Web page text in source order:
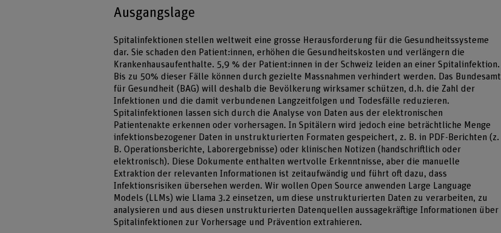
Ausgangslage
Spitalinfektionen stellen weltweit eine grosse Herausforderung für die Gesundheitssysteme
dar. Sie schaden den Patient:innen, erhöhen die Gesundheitskosten und verlängern die
Krankenhausaufenthalte. 5,9 % der Patient:innen in der Schweiz leiden an einer Spitalinfektion.
Bis zu 50% dieser Fälle können durch gezielte Massnahmen verhindert werden. Das Bundesamt
für Gesundheit (BAG) will deshalb die Bevölkerung wirksamer schützen, d.h. die Zahl der
Infektionen und die damit verbundenen Langzeitfolgen und Todesfälle reduzieren.
Spitalinfektionen lassen sich durch die Analyse von Daten aus der elektronischen
Patientenakte erkennen oder vorhersagen. In Spitälern wird jedoch eine beträchtliche Menge
infektionsbezogener Daten in unstrukturierten Formaten gespeichert, z. B. in PDF-Berichten (z.
B. Operationsberichte, Laborergebnisse) oder klinischen Notizen (handschriftlich oder
elektronisch). Diese Dokumente enthalten wertvolle Erkenntnisse, aber die manuelle
Extraktion der relevanten Informationen ist zeitaufwändig und führt oft dazu, dass
Infektionsrisiken übersehen werden. Wir wollen Open Source anwenden Large Language
Models (LLMs) wie Llama 3.2 einsetzen, um diese unstrukturierten Daten zu verarbeiten, zu
analysieren und aus diesen unstrukturierten Datenquellen aussagekräftige Informationen über
Spitalinfektionen zur Vorhersage und Prävention extrahieren.